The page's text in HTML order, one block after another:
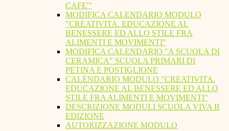
CAFE'"
MODIFICA CALENDARIO MODULO
"CREATIVITA. EDUCAZIONE AL
BENESSERE ED ALLO STILE FRA
ALIMENTI E MOVIMENTI"
MODIFICA CALENDARIO "A SCUOLA DI
CERAMICA" SCUOLA PRIMARI DI
PETINA E POSTIGLIONE
CALENDARIO MODULO "CREATIVITA.
EDUCAZIONE AL BENESSERE ED ALLO
STILE FRA ALIMENTI E MOVIMENTI"
DESCRIZIONE MODULI SCUOLA VIVA II
EDIZIONE
AUTORIZZAZIONE MODULO